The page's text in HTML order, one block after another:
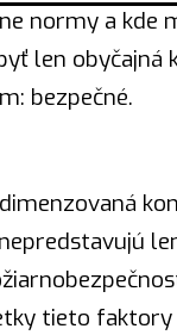
normy a kde
len obyčajná
bezpečné.
tieto